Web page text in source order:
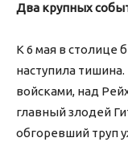
Два крупных
К 6 мая в столице
наступила
войсками, над
главный злодей
обгоревший труп